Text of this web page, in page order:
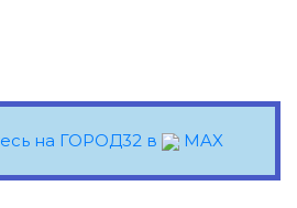
на ГОРОД32 в MAX